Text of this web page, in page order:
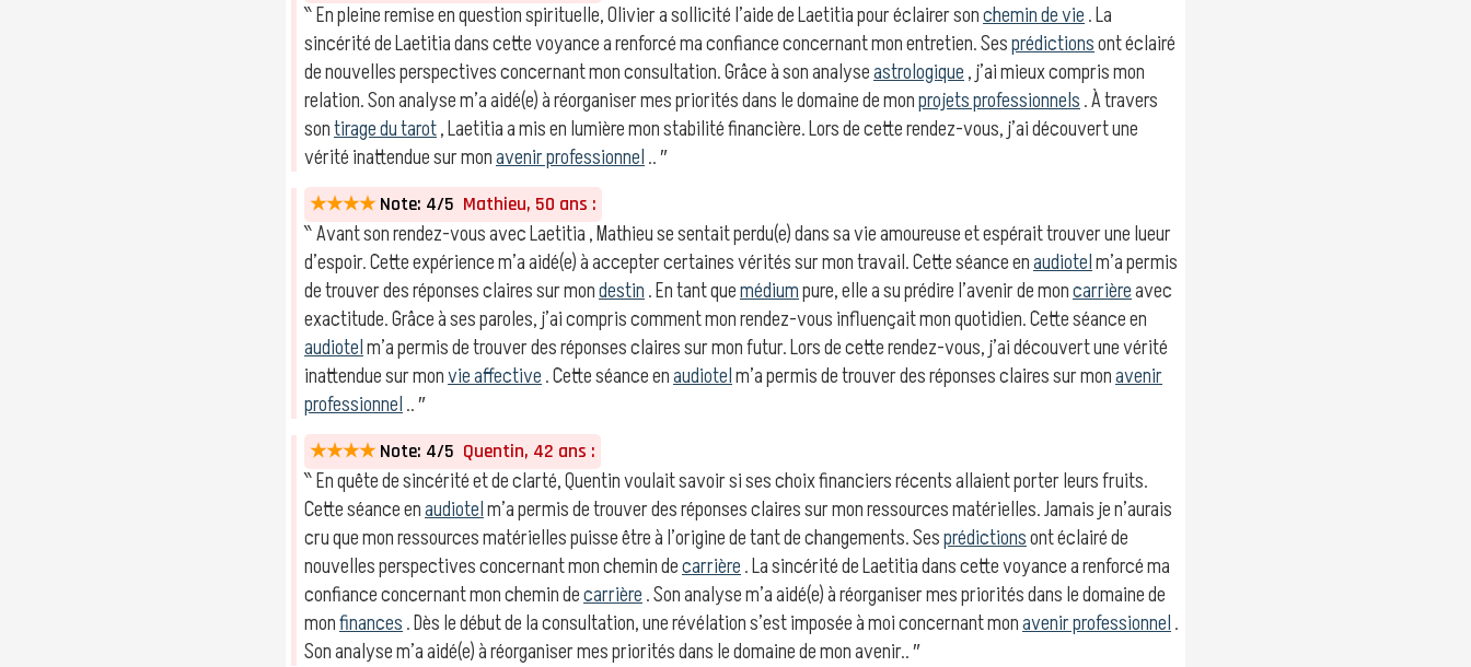
‶ En pleine remise en question spirituelle, Olivier a sollicité l’aide de Laetitia pour éclairer sonchemin de vie. La
sincérité de Laetitia dans cette voyance a renforcé ma confiance concernant mon entretien. Sesprédictionsont éclairé
de nouvelles perspectives concernant mon consultation. Grâce à son analyseastrologique, j’ai mieux compris mon
relation. Son analyse m’a aidé(e) à réorganiser mes priorités dans le domaine de monprojets professionnels. À travers
sontirage du tarot, Laetitia a mis en lumière mon stabilité financière. Lors de cette rendez-vous, j’ai découvert une
vérité inattendue sur monavenir professionnel.. ″
★★★★ Note: 4/5 Mathieu, 50 ans :
‶ Avant son rendez-vous avec Laetitia , Mathieu se sentait perdu(e) dans sa vie amoureuse et espérait trouver une lueur
d’espoir. Cette expérience m’a aidé(e) à accepter certaines vérités sur mon travail. Cette séance enaudiotelm’a permis
de trouver des réponses claires sur mondestin. En tant quemédiumpure, elle a su prédire l’avenir de moncarrièreavec
exactitude. Grâce à ses paroles, j’ai compris comment mon rendez-vous influençait mon quotidien. Cette séance en
audiotelm’a permis de trouver des réponses claires sur mon futur. Lors de cette rendez-vous, j’ai découvert une vérité
inattendue sur monvie affective. Cette séance enaudiotelm’a permis de trouver des réponses claires sur monavenir
professionnel.. ″
★★★★ Note: 4/5 Quentin, 42 ans :
‶ En quête de sincérité et de clarté, Quentin voulait savoir si ses choix financiers récents allaient porter leurs fruits.
Cette séance enaudiotelm’a permis de trouver des réponses claires sur mon ressources matérielles. Jamais je n’aurais
cru que mon ressources matérielles puisse être à l’origine de tant de changements. Sesprédictionsont éclairé de
nouvelles perspectives concernant mon chemin decarrière. La sincérité de Laetitia dans cette voyance a renforcé ma
confiance concernant mon chemin decarrière. Son analyse m’a aidé(e) à réorganiser mes priorités dans le domaine de
monfinances. Dès le début de la consultation, une révélation s’est imposée à moi concernant monavenir professionnel.
Son analyse m’a aidé(e) à réorganiser mes priorités dans le domaine de mon avenir.. ″